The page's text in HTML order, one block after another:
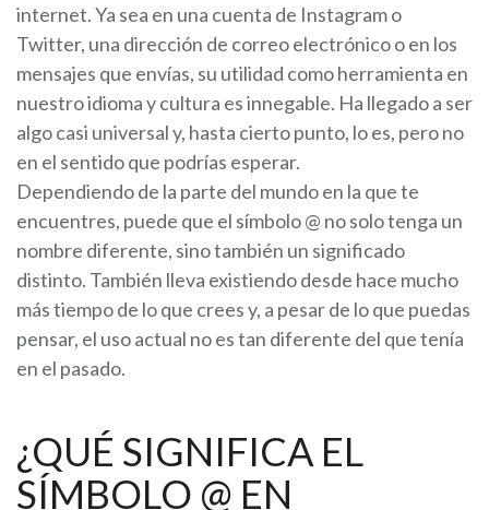
internet. Ya sea en una cuenta de Instagram o
Twitter, una dirección de correo electrónico o en los
mensajes que envías, su utilidad como herramienta en
nuestro idioma y cultura es innegable. Ha llegado a ser
algo casi universal y, hasta cierto punto, lo es, pero no
en el sentido que podrías esperar.
Dependiendo de la parte del mundo en la que te
encuentres, puede que el símbolo @ no solo tenga un
nombre diferente, sino también un significado
distinto. También lleva existiendo desde hace mucho
más tiempo de lo que crees y, a pesar de lo que puedas
pensar, el uso actual no es tan diferente del que tenía
en el pasado.
¿QUÉ SIGNIFICA EL
SÍMBOLO @ EN